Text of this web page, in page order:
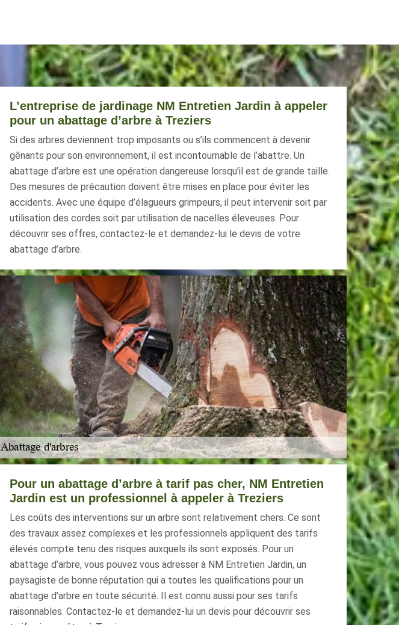
L’entreprise de jardinage NM Entretien Jardin à appeler
pour un abattage d’arbre à Treziers
Si des arbres deviennent trop imposants ou s’ils commencent à devenir
gênants pour son environnement, il est incontournable de l’abattre. Un
abattage d’arbre est une opération dangereuse lorsqu’il est de grande taille.
Des mesures de précaution doivent être mises en place pour éviter les
accidents. Avec une équipe d’élagueurs grimpeurs, il peut intervenir soit par
utilisation des cordes soit par utilisation de nacelles éleveuses. Pour
découvrir ses offres, contactez-le et demandez-lui le devis de votre
abattage d’arbre.
Pour un abattage d’arbre à tarif pas cher, NM Entretien
Jardin est un professionnel à appeler à Treziers
Les coûts des interventions sur un arbre sont relativement chers. Ce sont
des travaux assez complexes et les professionnels appliquent des tarifs
élevés compte tenu des risques auxquels ils sont exposés. Pour un
abattage d’arbre, vous pouvez vous adresser à NM Entretien Jardin, un
paysagiste de bonne réputation qui a toutes les qualifications pour un
abattage d’arbre en toute sécurité. Il est connu aussi pour ses tarifs
raisonnables. Contactez-le et demandez-lui un devis pour découvrir ses